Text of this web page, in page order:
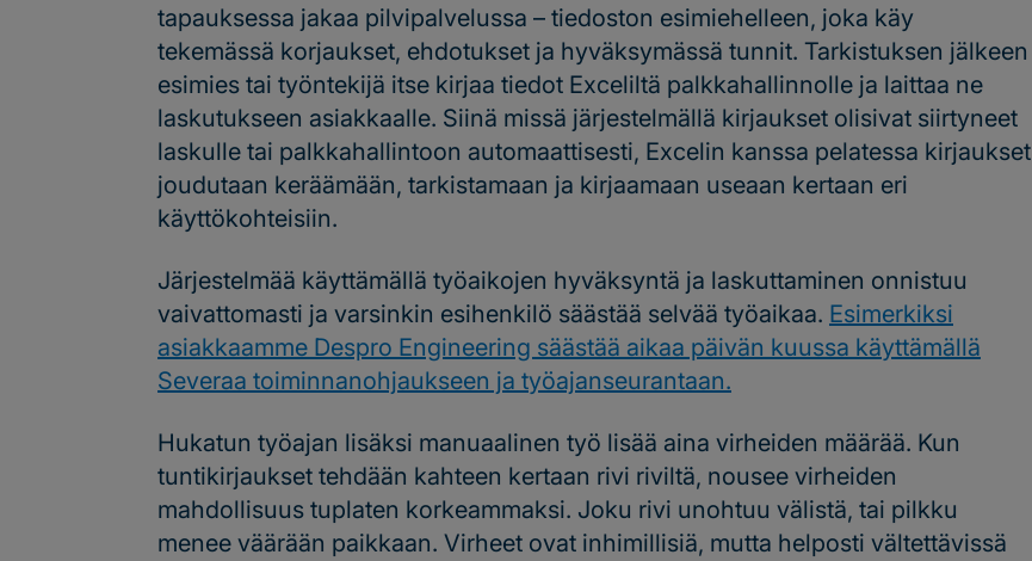
tapauksessa jakaa pilvipalvelussa – tiedoston esimiehelleen, joka käy
tekemässä korjaukset, ehdotukset ja hyväksymässä tunnit. Tarkistuksen jälkeen
esimies tai työntekijä itse kirjaa tiedot Exceliltä palkkahallinnolle ja laittaa ne
laskutukseen asiakkaalle. Siinä missä järjestelmällä kirjaukset olisivat siirtyneet
laskulle tai palkkahallintoon automaattisesti, Excelin kanssa pelatessa kirjaukset
joudutaan keräämään, tarkistamaan ja kirjaamaan useaan kertaan eri
käyttökohteisiin.
Järjestelmää käyttämällä työaikojen hyväksyntä ja laskuttaminen onnistuu
vaivattomasti ja varsinkin esihenkilö säästää selvää työaikaa. Esimerkiksi
asiakkaamme Despro Engineering säästää aikaa päivän kuussa käyttämällä
Severaa toiminnanohjaukseen ja työajanseurantaan.
Hukatun työajan lisäksi manuaalinen työ lisää aina virheiden määrää. Kun
tuntikirjaukset tehdään kahteen kertaan rivi riviltä, nousee virheiden
mahdollisuus tuplaten korkeammaksi. Joku rivi unohtuu välistä, tai pilkku
menee väärään paikkaan. Virheet ovat inhimillisiä, mutta helposti vältettävissä